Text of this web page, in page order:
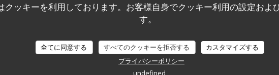
クッキーを利用しております。お客様自身でクッキー利用の設定およ
す。
全てに同意する すべてのクッキーを拒否する
カスタマイズする
プライバシーポリシー
undefined